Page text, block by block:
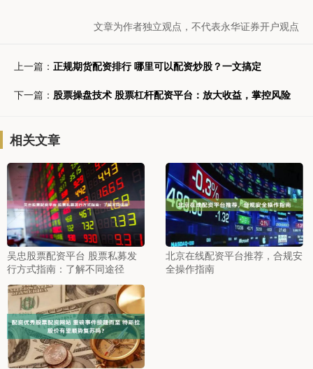
文章为作者独立观点，不代表永华证券开户观点
上一篇： 正规期货配资排行 哪里可以配资炒股？一文搞定
下一篇： 股票操盘技术 股票杠杆配资平台：放大收益，掌控风险
相关文章
吴忠股票配资平台 股票私募发
行方式指南：了解不同途径
北京在线配资平台推荐，合规安
全操作指南